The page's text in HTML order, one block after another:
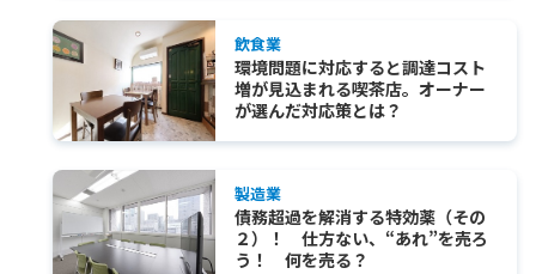
飲食業
環境問題に対応すると調達コスト
増が見込まれる喫茶店。オーナー
が選んだ対応策とは？
製造業
債務超過を解消する特効薬（その
２）！ 仕方ない、“あれ”を売ろ
う！ 何を売る？